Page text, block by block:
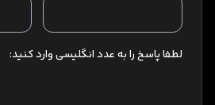
لطفا پاسخ را به عدد انگلیسی وارد کنید: